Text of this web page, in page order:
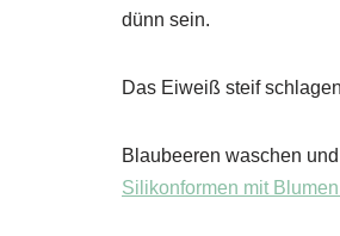
dünn sein.
Das Eiweiß steif
Blaubeeren waschen
Silikonformen mit